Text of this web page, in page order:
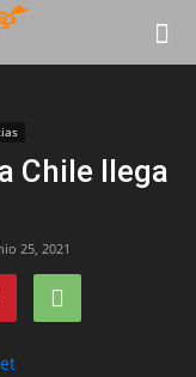
Chile llega
25, 2021